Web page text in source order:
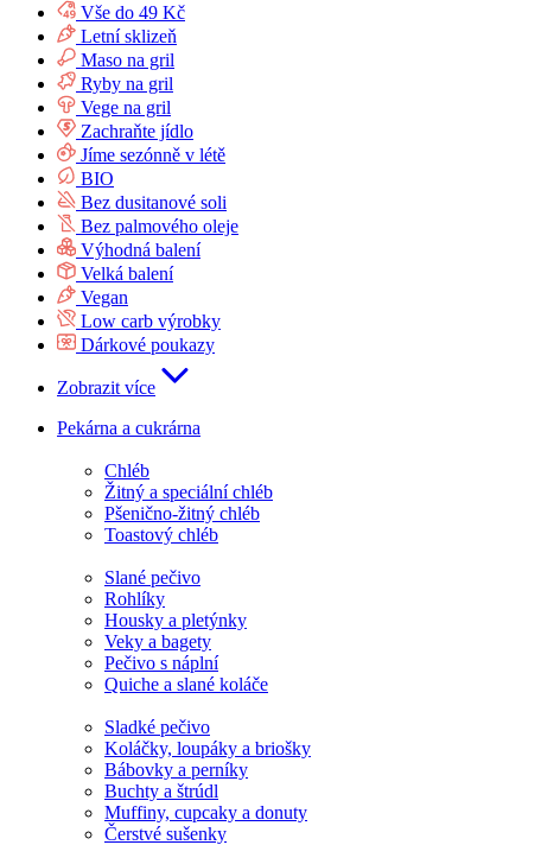
Vše do 49 Kč
Letní sklizeň
Maso na gril
Ryby na gril
Vege na gril
Zachraňte jídlo
Jíme sezónně v létě
BIO
Bez dusitanové soli
Bez palmového oleje
Výhodná balení
Velká balení
Vegan
Low carb výrobky
Dárkové poukazy
Zobrazit více
Pekárna a cukrárna
Chléb
Žitný a speciální chléb
Pšenično-žitný chléb
Toastový chléb
Slané pečivo
Rohlíky
Housky a pletýnky
Veky a bagety
Pečivo s náplní
Quiche a slané koláče
Sladké pečivo
Koláčky, loupáky a briošky
Bábovky a perníky
Buchty a štrúdl
Muffiny, cupcaky a donuty
Čerstvé sušenky